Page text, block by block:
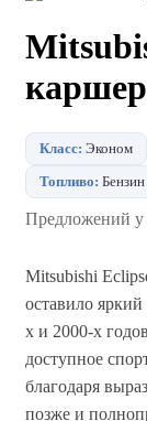
Класс: Эконом
Топливо: Бензин
Предложений у
Mitsubishi
оставило
х и 2000-х
доступное
благодаря
позже и